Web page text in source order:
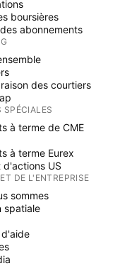
boursières
abonnements
des courtiers
SPÉCIALES
à terme de CME
à terme Eurex
d'actions US
DE L'ENTREPRISE
sommes
spatiale